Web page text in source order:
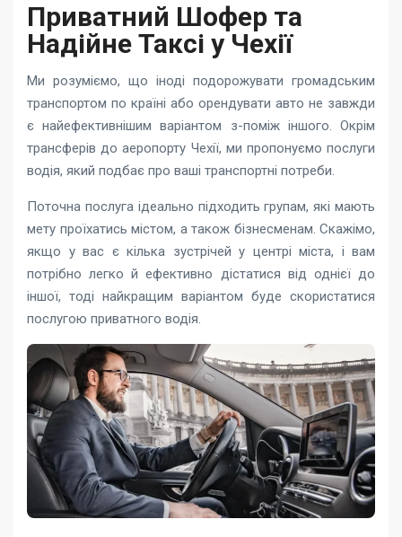
Приватний Шофер та
Надійне Таксі у Чехії
Ми розуміємо, що іноді подорожувати громадським
транспортом по країні або орендувати авто не завжди
є найефективнішим варіантом з-поміж іншого. Окрім
трансферів до аеропорту Чехії, ми пропонуємо послуги
водія, який подбає про ваші транспортні потреби.
Поточна послуга ідеально підходить групам, які мають
мету проїхатись містом, а також бізнесменам. Скажімо,
якщо у вас є кілька зустрічей у центрі міста, і вам
потрібно легко й ефективно дістатися від однієї до
іншої, тоді найкращим варіантом буде скористатися
послугою приватного водія.